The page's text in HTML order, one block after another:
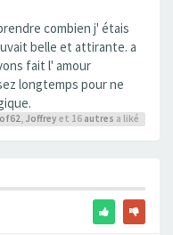
combien j' étais
belle et attirante. a
fait l' amour
longtemps pour ne
Joffreyet 16 autres a liké